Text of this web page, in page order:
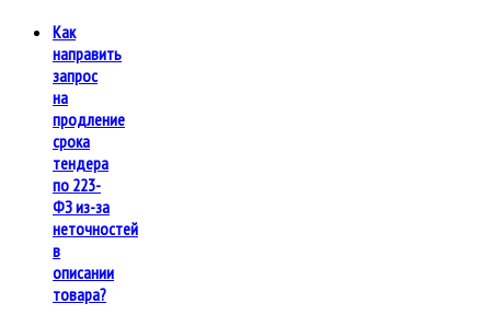
Как
направить
запрос
на
продление
срока
тендера
по 223-
ФЗ из-за
неточностей
в
описании
товара?